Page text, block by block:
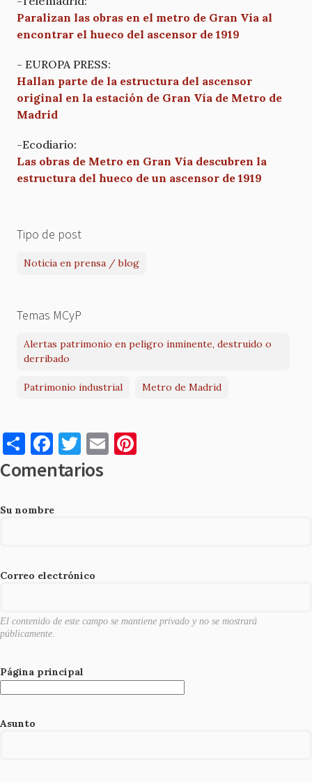
Paralizan las obras en el metro de Gran Vía al
encontrar el hueco del ascensor de 1919
- EUROPA PRESS:
Hallan parte de la estructura del ascensor
original en la estación de Gran Vía de Metro de
Madrid
-Ecodiario:
Las obras de Metro en Gran Vía descubren la
estructura del hueco de un ascensor de 1919
Tipo de post
Noticia en prensa / blog
Temas MCyP
Alertas patrimonio en peligro inminente, destruido o
derribado
Patrimonio industrial Metro de Madrid
S
h
ar
e
F
a
c
e
o
T
w
it
E
m
Comentarios
Su nombre
Correo electrónico
El contenido de este campo se mantiene privado y no se mostrará
públicamente.
Página principal
Asunto